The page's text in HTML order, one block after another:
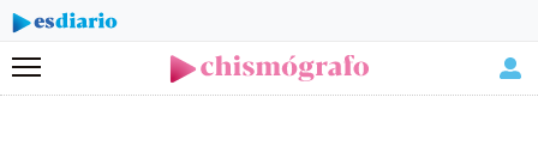
Menú